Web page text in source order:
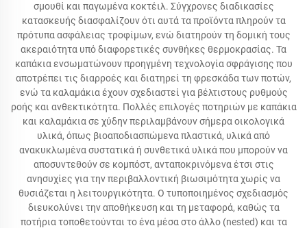
σμουθί και παγωμένα κοκτέιλ. Σύγχρονες διαδικασίες
κατασκευής διασφαλίζουν ότι αυτά τα προϊόντα πληρούν τα
πρότυπα ασφάλειας τροφίμων, ενώ διατηρούν τη δομική τους
ακεραιότητα υπό διαφορετικές συνθήκες θερμοκρασίας. Τα
καπάκια ενσωματώνουν προηγμένη τεχνολογία σφράγισης που
αποτρέπει τις διαρροές και διατηρεί τη φρεσκάδα των ποτών,
ενώ τα καλαμάκια έχουν σχεδιαστεί για βέλτιστους ρυθμούς
ροής και ανθεκτικότητα. Πολλές επιλογές ποτηριών με καπάκια
και καλαμάκια σε χύδην περιλαμβάνουν σήμερα οικολογικά
υλικά, όπως βιοαποδιασπώμενα πλαστικά, υλικά από
ανακυκλωμένα συστατικά ή συνθετικά υλικά που μπορούν να
αποσυντεθούν σε κομπόστ, ανταποκρινόμενα έτσι στις
ανησυχίες για την περιβαλλοντική βιωσιμότητα χωρίς να
θυσιάζεται η λειτουργικότητα. Ο τυποποιημένος σχεδιασμός
διευκολύνει την αποθήκευση και τη μεταφορά, καθώς τα
ποτήρια τοποθετούνται το ένα μέσα στο άλλο (nested) και τα